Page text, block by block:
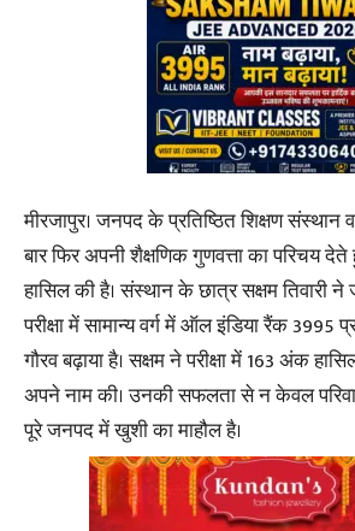
मीरजापुर। जनपद के प्रतिष्ठित शिक्षण
बार फिर अपनी शैक्षणिक गुणवत्ता का परिचय
हासिल की है। संस्थान के छात्र सक्षम तिवारी
परीक्षा में सामान्य वर्ग में ऑल इंडिया रैंक 3995
गौरव बढ़ाया है। सक्षम ने परीक्षा में 163 अंक
अपने नाम की। उनकी सफलता से न केवल
पूरे जनपद में खुशी का माहौल है।